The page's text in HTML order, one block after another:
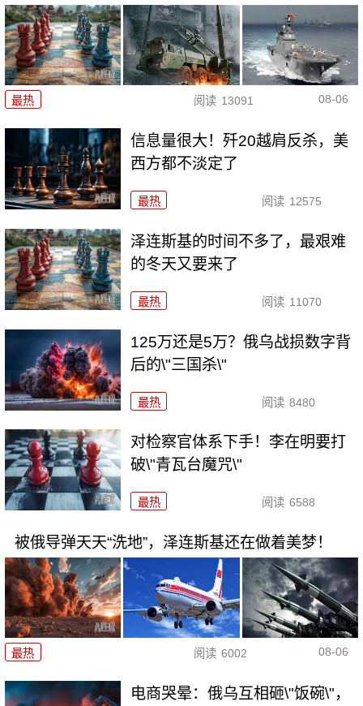
最热 阅读 13091 08-06
信息量很大！歼20越肩反杀，美
西方都不淡定了
最热 阅读 12575
泽连斯基的时间不多了，最艰难
的冬天又要来了
最热 阅读 11070
125万还是5万？俄乌战损数字背
后的\"三国杀\"
最热 阅读 8480
对检察官体系下手！李在明要打
破\"青瓦台魔咒\"
最热 阅读 6588
被俄导弹天天“洗地”，泽连斯基还在做着美梦！
最热 阅读 6002 08-06
电商哭晕：俄乌互相砸\"饭碗\"，